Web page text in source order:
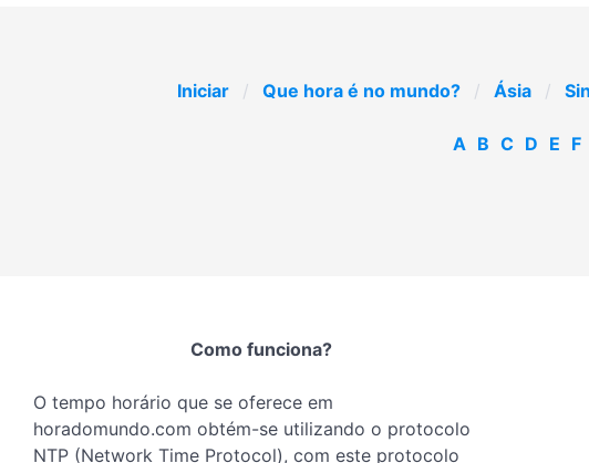
Iniciar Que hora é no mundo? Ásia
A B C D E F
Como funciona?
O tempo horário que se oferece em
horadomundo.com obtém-se utilizando o protocolo
NTP (Network Time Protocol), com este protocolo